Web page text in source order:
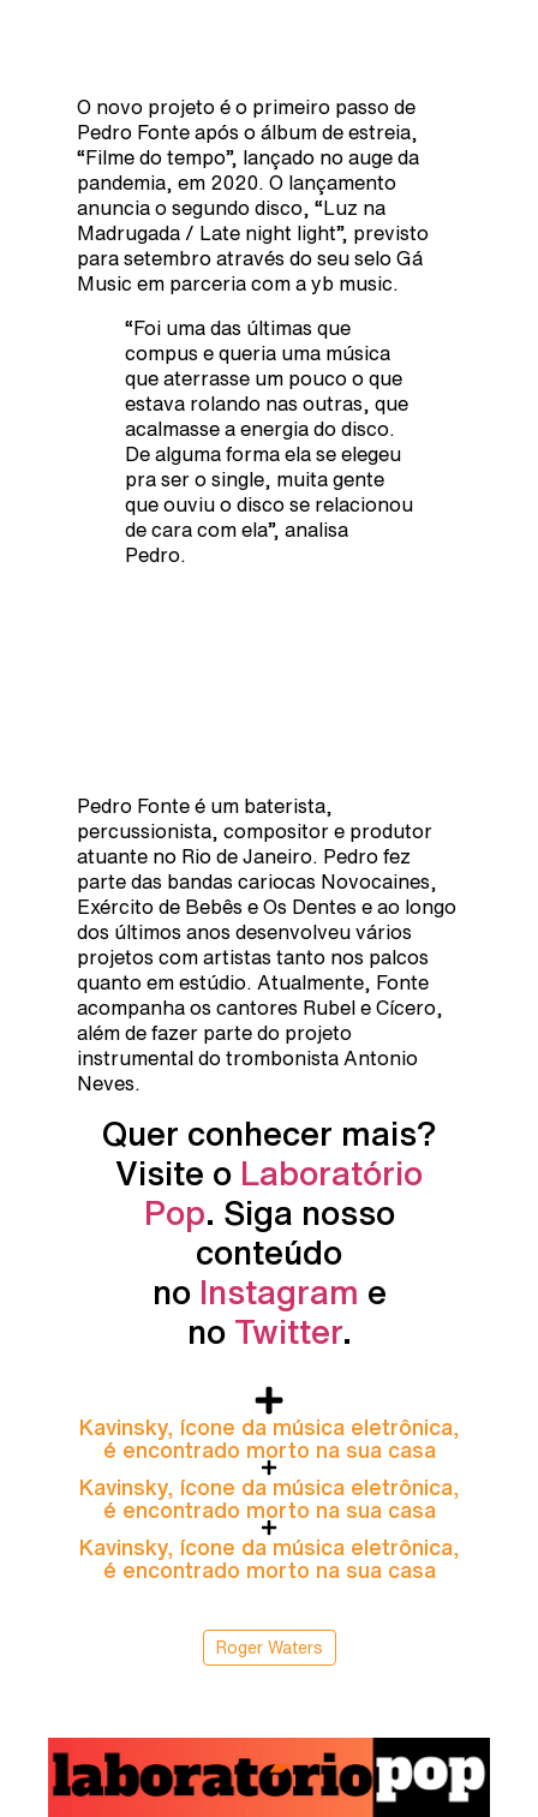
O novo projeto é o primeiro passo de
Pedro Fonte após o álbum de estreia,
“Filme do tempo”, lançado no auge da
pandemia, em 2020. O lançamento
anuncia o segundo disco, “Luz na
Madrugada / Late night light”, previsto
para setembro através do seu selo Gá
Music em parceria com a yb music.
“Foi uma das últimas que
compus e queria uma música
que aterrasse um pouco o que
estava rolando nas outras, que
acalmasse a energia do disco.
De alguma forma ela se elegeu
pra ser o single, muita gente
que ouviu o disco se relacionou
de cara com ela”, analisa
Pedro.
Pedro Fonte é um baterista,
percussionista, compositor e produtor
atuante no Rio de Janeiro. Pedro fez
parte das bandas cariocas Novocaines,
Exército de Bebês e Os Dentes e ao longo
dos últimos anos desenvolveu vários
projetos com artistas tanto nos palcos
quanto em estúdio. Atualmente, Fonte
acompanha os cantores Rubel e Cícero,
além de fazer parte do projeto
instrumental do trombonista Antonio
Neves.
Quer conhecer mais?
Visite o Laboratório
Pop. Siga nosso
conteúdo
no Instagram e
no Twitter.
Kavinsky, ícone da música eletrônica,
é encontrado morto na sua casa
Kavinsky, ícone da música eletrônica,
é encontrado morto na sua casa
Kavinsky, ícone da música eletrônica,
é encontrado morto na sua casa
Roger Waters